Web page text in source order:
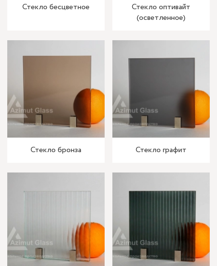
Стекло бесцветное
Стекло оптивайт
(осветленное)
Стекло бронза Стекло графит